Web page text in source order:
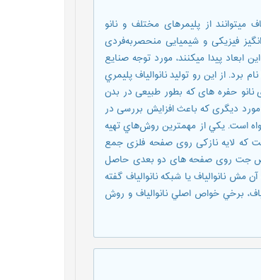
نانوالیاف میتوانند از پلیمرهای مختلف و نانو
فیزیکی و شیمیایی منحصربه‌فردی
ابعاد پيدا ميكنند، مورد توجه صنايع
از اين رو توليد نانوالياف پليمري
نانو حفره های که بطور طبیعی در بدن
دیگری که باعث افزایش بررسی در
است. يکي از مهمترين روش‌هاي تهیه
که لایه نازکی روی صفحه فلزی جمع
ناقص جت روی صفحه های دو بعدی حاصل
نانوالیاف یا شبکه نانوالیاف گفته
برخي خواص اصلي نانوالياف و روش